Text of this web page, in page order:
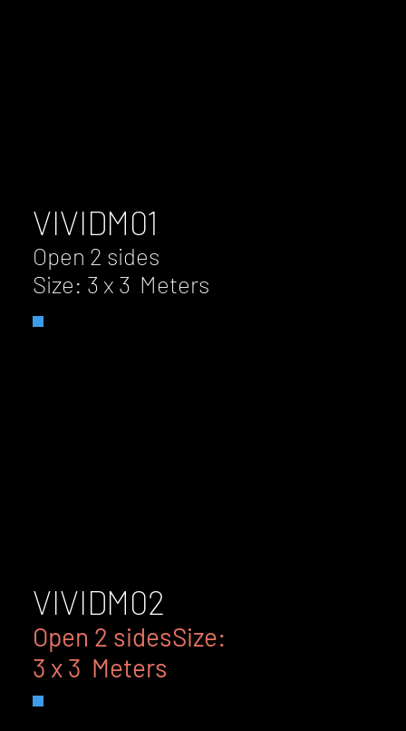
VIVIDM01
Open 2 sides
Size: 3 x 3 Meters
VIVIDM02
Open 2 sidesSize:
3 x 3 Meters